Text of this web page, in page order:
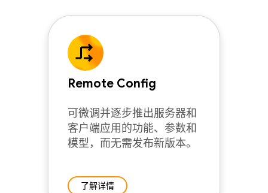
Remote Config
可微调并逐步推出服务器和
客户端应用的功能、参数和
模型，而无需发布新版本。
了解详情